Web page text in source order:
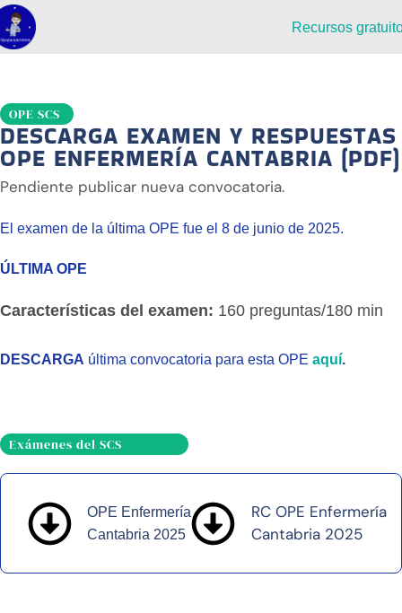
Recursos
OPE SCS
DESCARGA EXAMEN Y RESPUESTAS
OPE ENFERMERÍA CANTABRIA (PDF)
Pendiente publicar nueva convocatoria.
El examen de la última OPE fue el 8 de junio de 2025.
ÚLTIMA OPE
Características del examen: 160 preguntas/180 min
DESCARGA última convocatoria para esta OPE aquí.
Exámenes del SCS
OPE Enfermería
Cantabria 2025
RC OPE Enfermería
Cantabria 2025